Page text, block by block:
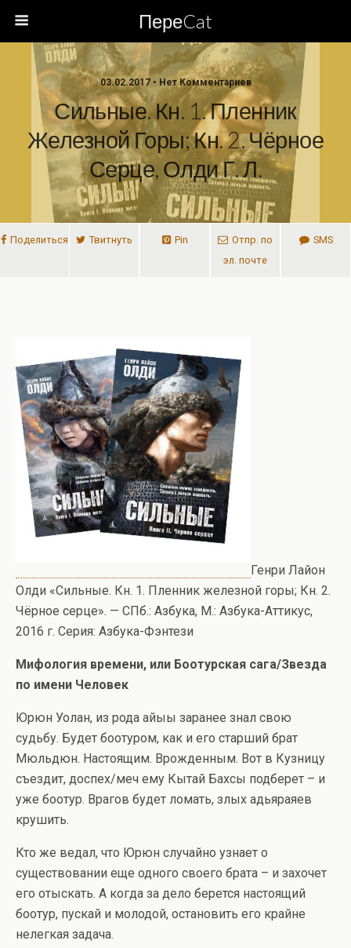
ПереCat
03.02.2017 • Нет Комментариев
Сильные. Кн. 1. Пленник
Железной Горы; Кн. 2. Чёрное
Серце, Олди Г. Л.
Поделиться Твитнуть Pin
Отпр. по
эл. почте
SMS
Генри Лайон
Олди «Сильные. Кн. 1. Пленник железной горы; Кн. 2.
Чёрное серце». — СПб.: Азбука, М.: Азбука-Аттикус,
2016 г. Серия: Азбука-Фэнтези
Мифология времени, или Боотурская сага/Звезда
по имени Человек
Юрюн Уолан, из рода айыы заранее знал свою
судьбу. Будет боотуром, как и его старший брат
Мюльдюн. Настоящим. Врожденным. Вот в Кузницу
съездит, доспех/меч ему Кытай Бахсы подберет – и
уже боотур. Врагов будет ломать, злых адьяраяев
крушить.
Кто же ведал, что Юрюн случайно узнает о
существовании еще одного своего брата – и захочет
его отыскать. А когда за дело берется настоящий
боотур, пускай и молодой, остановить его крайне
нелегкая задача.